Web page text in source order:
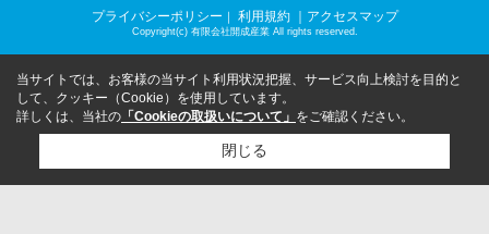
プライバシーポリシー ｜ 利用規約 ｜アクセスマップ
Copyright(c) 有限会社開成産業 All rights reserved.
当サイトでは、お客様の当サイト利用状況把握、サービス向上検討を目的と
して、クッキー（Cookie）を使用しています。
詳しくは、当社の 「Cookieの取扱いについて」 をご確認ください。
閉じる